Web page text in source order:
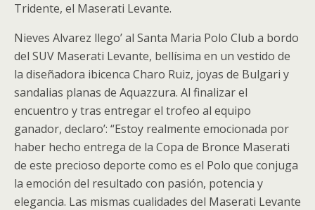
Tridente, el Maserati Levante.
Nieves Alvarez llego’ al Santa Maria Polo Club a bordo
del SUV Maserati Levante, bellísima en un vestido de
la diseñadora ibicenca Charo Ruiz, joyas de Bulgari y
sandalias planas de Aquazzura. Al finalizar el
encuentro y tras entregar el trofeo al equipo
ganador, declaro’: “Estoy realmente emocionada por
haber hecho entrega de la Copa de Bronce Maserati
de este precioso deporte como es el Polo que conjuga
la emoción del resultado con pasión, potencia y
elegancia. Las mismas cualidades del Maserati Levante